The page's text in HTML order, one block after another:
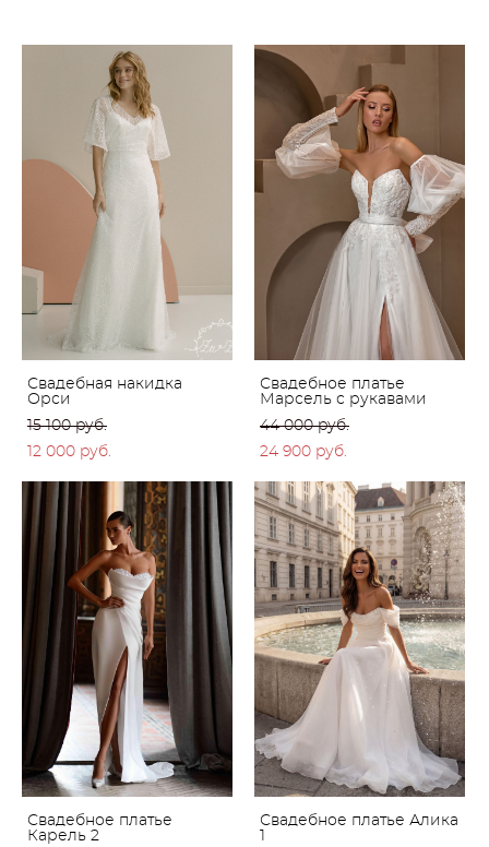
Свадебная накидка
Орси
15 100 pуб.
12 000 pуб.
Свадебное платье
Марсель с рукавами
44 000 pуб.
24 900 pуб.
Свадебное платье
Карель 2
Свадебное платье Алика